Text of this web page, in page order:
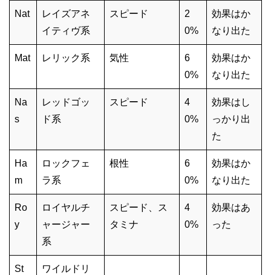
Nat
レイズアネ
イティヴ系
スピード
2
0%
効果はか
なり出た
Mat レリック系 気性
6
0%
効果はか
なり出た
Na
s
レッドゴッ
ド系
スピード
4
0%
効果はし
っかり出
た
Ha
m
ロックフェ
ラ系
根性
6
0%
効果はか
なり出た
Ro
y
ロイヤルチ
ャージャー
系
スピード、ス
タミナ
4
0%
効果はあ
った
St
ワイルドリ